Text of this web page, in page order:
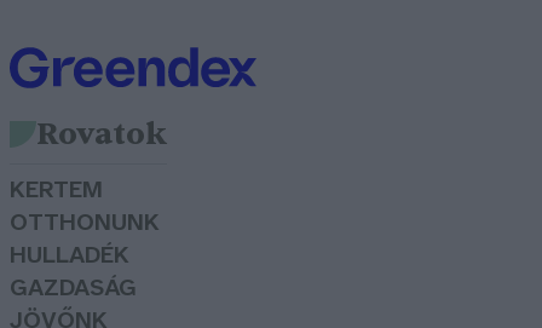
Rovatok
KERTEM
OTTHONUNK
HULLADÉK
GAZDASÁG
JÖVŐNK